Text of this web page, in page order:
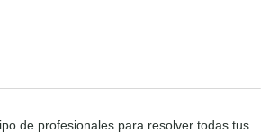
de profesionales para resolver todas tus